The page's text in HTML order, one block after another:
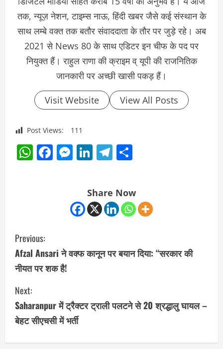
तक, न्यूज़ नेशन, टाइम्स नाऊ, हिंदी खबर जैसे कई संस्थान के
साथ लम्बे वक्त तक बतौर संवाददाता के तौर पर जुड़े रहे। अब
2021 से News 80 के साथ एडिटर इन चीफ के पद पर
नियुक्त हैं। राहुल राणा की क्राइम व् यूपी की राजनितिक
जानकारी पर अच्छी खासी पकड़ हैं।
Visit Website View All Posts
Post Views: 111
WhatsApp
Facebook
Messenger
LinkedIn
Telegram
Share Now
C
o
n
t
i
n
Previous:
Afzal Ansari ने वक्फ कानून पर बयान दिया: “सरकार की
नीयत पर शक है!
Next:
Saharanpur में ट्रैक्टर ट्राली पलटने से 20 श्रद्धालु घायल –
बेहट सीएचसी में भर्ती